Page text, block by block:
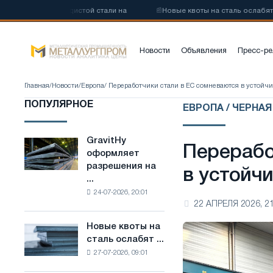
стали на 📰Новые квоты на сталь ослабят
Новости Объявления Пресс-
Главная/ Новости/ Европа/ Переработчики стали в ЕС сомневаются в
ПОПУЛЯРНОЕ
GravitHy
оформляет
разрешения
строительство
производству
низкоуглеродистой
GravitHy
оформляет
разрешения на
...
24-07-2026, 20:01
Новые
квоты
на
Новые квоты на
сталь ослабят ...
27-07-2026, 09:01
ЕВРОПА /
в
22 АПРЕЛЯ 2026,